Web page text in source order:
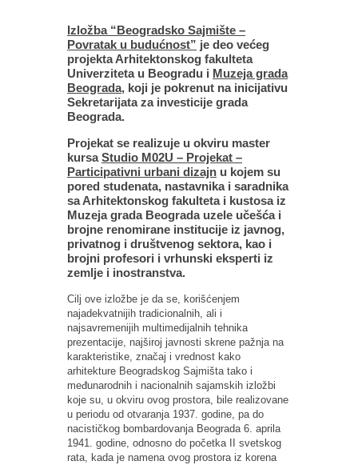
Izložba “Beogradsko Sajmište –
Povratak u budućnost” je deo većeg
projekta Arhitektonskog fakulteta
Univerziteta u Beogradu i Muzeja grada
Beograda, koji je pokrenut na inicijativu
Sekretarijata za investicije grada
Beograda.
Projekat se realizuje u okviru master
kursaStudio M02U – Projekat –
Participativni urbani dizajn u kojem su
pored studenata, nastavnika i saradnika
sa Arhitektonskog fakulteta i kustosa iz
Muzeja grada Beograda uzele učešća i
brojne renomirane institucije iz javnog,
privatnog i društvenog sektora, kao i
brojni profesori i vrhunski eksperti iz
zemlje i inostranstva.
Cilj ove izložbe je da se, korišćenjem
najadekvatnijih tradicionalnih, ali i
najsavremenijih multimedijalnih tehnika
prezentacije, najširoj javnosti skrene pažnja na
karakteristike, značaj i vrednost kako
arhitekture Beogradskog Sajmišta tako i
međunarodnih i nacionalnih sajamskih izložbi
koje su, u okviru ovog prostora, bile realizovane
u periodu od otvaranja 1937. godine, pa do
nacističkog bombardovanja Beograda 6. aprila
1941. godine, odnosno do početka II svetskog
rata, kada je namena ovog prostora iz korena